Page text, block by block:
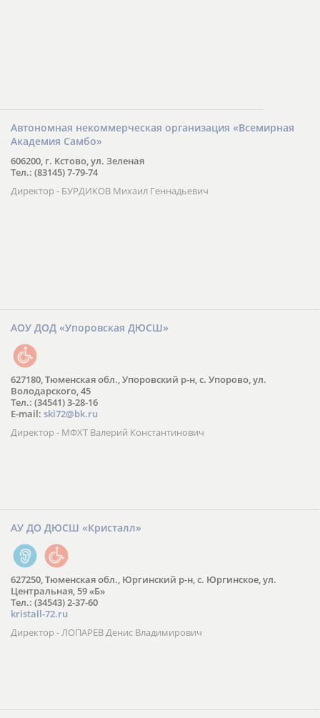
Автономная некоммерческая организация «Всемирная
Академия Самбо»
606200, г. Кстово, ул. Зеленая
Тел.: (83145) 7-79-74
Директор - БУРДИКОВ Михаил Геннадьевич
АОУ ДОД «Упоровская ДЮСШ»
627180, Тюменская обл., Упоровский р-н, с. Упорово, ул.
Володарского, 45
Тел.: (34541) 3-28-16
E-mail: ski72@bk.ru
Директор - МФХТ Валерий Константинович
АУ ДО ДЮСШ «Кристалл»
627250, Тюменская обл., Юргинский р-н, с. Юргинское, ул.
Центральная, 59 «Б»
Тел.: (34543) 2-37-60
kristall-72.ru
Директор - ЛОПАРЕВ Денис Владимирович